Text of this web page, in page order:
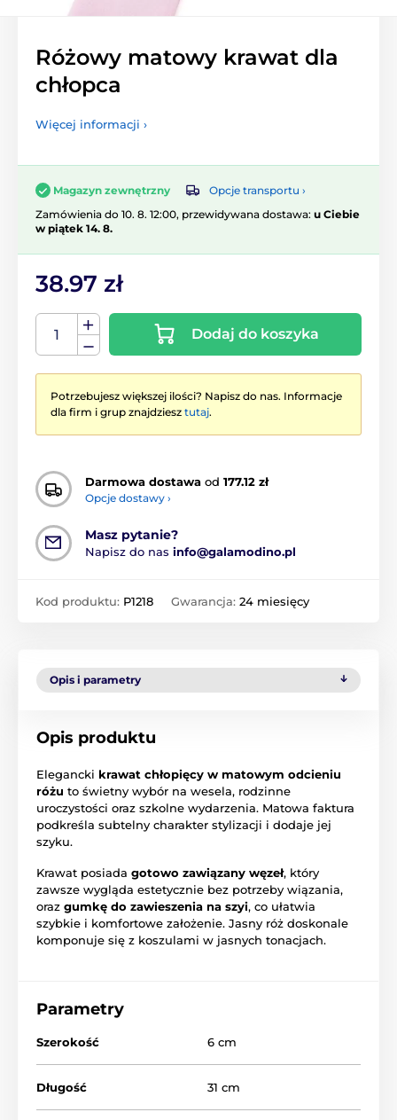
Różowy matowy krawat dla
chłopca
Więcej informacji ›
Magazyn zewnętrzny
Opcje transportu ›
Zamówienia do 10. 8. 12:00, przewidywana dostawa: u Ciebie
w piątek 14. 8.
38.97 zł
Dodaj do koszyka
Potrzebujesz większej ilości? Napisz do nas. Informacje
dla firm i grup znajdziesz tutaj.
Darmowa dostawa od 177.12 zł
Opcje dostawy ›
Masz pytanie?
Napisz do nas info@galamodino.pl
Kod produktu: P1218 Gwarancja: 24 miesięcy
Opis i parametry
Opis produktu
Elegancki krawat chłopięcy w matowym odcieniu
różu to świetny wybór na wesela, rodzinne
uroczystości oraz szkolne wydarzenia. Matowa faktura
podkreśla subtelny charakter stylizacji i dodaje jej
szyku.
Krawat posiada gotowo zawiązany węzeł, który
zawsze wygląda estetycznie bez potrzeby wiązania,
oraz gumkę do zawieszenia na szyi, co ułatwia
szybkie i komfortowe założenie. Jasny róż doskonale
komponuje się z koszulami w jasnych tonacjach.
Parametry
Szerokość 6 cm
Długość 31 cm